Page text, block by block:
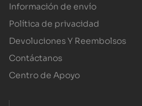
Información de envío
Política de privacidad
Devoluciones Y Reembolsos
Contáctanos
Centro de Apoyo